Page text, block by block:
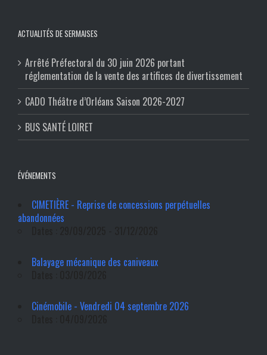
ACTUALITÉS DE SERMAISES
Arrêté Préfectoral du 30 juin 2026 portant
réglementation de la vente des artifices de divertissement
CADO Théâtre d’Orléans Saison 2026-2027
BUS SANTÉ LOIRET
ÉVÉNEMENTS
CIMETIÈRE - Reprise de concessions perpétuelles
abandonnées
Balayage mécanique des caniveaux
Cinémobile - Vendredi 04 septembre 2026